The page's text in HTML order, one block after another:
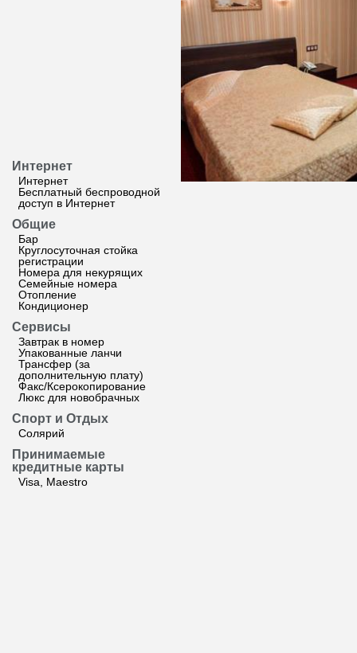
Интернет
Интернет
Бесплатный беспроводной
доступ в Интернет
Общие
Бар
Круглосуточная стойка
регистрации
Номера для некурящих
Семейные номера
Отопление
Кондиционер
Сервисы
Завтрак в номер
Упакованные ланчи
Трансфер (за
дополнительную плату)
Факс/Ксерокопирование
Люкс для новобрачных
Спорт и Отдых
Солярий
Принимаемые
кредитные карты
Visa, Maestro